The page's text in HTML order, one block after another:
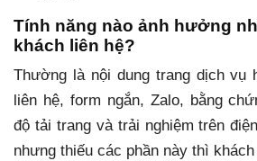
Tính năng nào ảnh hưởng
khách liên hệ?
Thường là nội dung trang dịch vụ
liên hệ, form ngắn, Zalo, bằng
độ tải trang và trải nghiệm trên
nhưng thiếu các phần này thì